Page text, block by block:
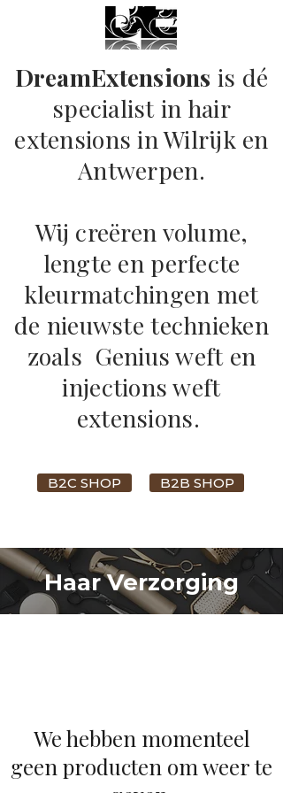
B2C SHOP B2B SHOP
DreamExtensions is dé
specialist in hair
extensions in Wilrijk en
Antwerpen.
Wij creëren volume,
lengte en perfecte
kleurmatchingen met
de nieuwste technieken
zoals Genius weft en
injections weft
extensions.
Haar Verzorging
We hebben momenteel
geen producten om weer te